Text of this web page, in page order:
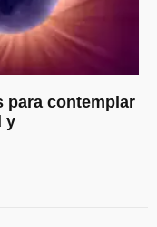
para contemplar
y